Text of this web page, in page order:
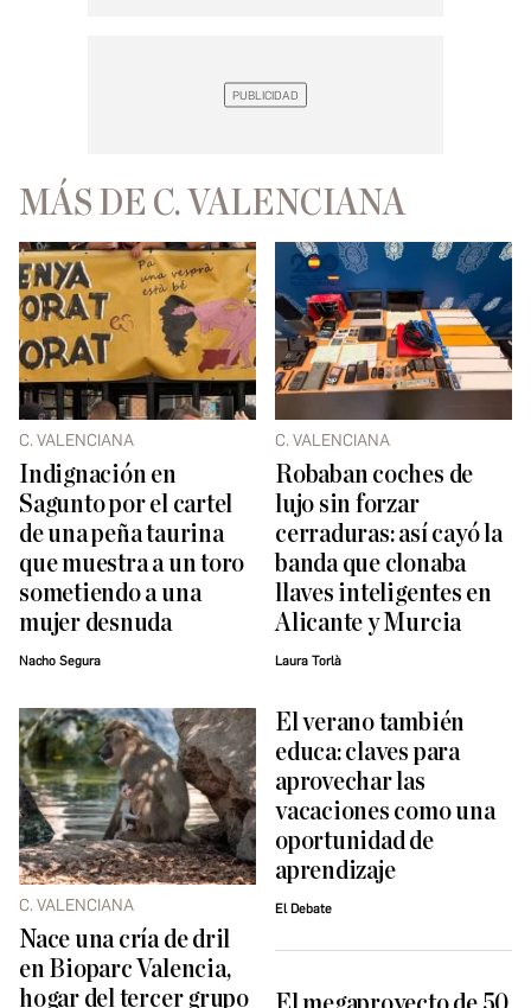
MÁS DE C. VALENCIANA
C. VALENCIANA
Indignación en
Sagunto por el cartel
de una peña taurina
que muestra a un toro
sometiendo a una
mujer desnuda
Nacho Segura
C. VALENCIANA
Robaban coches de
lujo sin forzar
cerraduras: así cayó la
banda que clonaba
llaves inteligentes en
Alicante y Murcia
Laura Torlà
C. VALENCIANA
Nace una cría de dril
en Bioparc Valencia,
hogar del tercer grupo
El verano también
educa: claves para
aprovechar las
vacaciones como una
oportunidad de
aprendizaje
El Debate